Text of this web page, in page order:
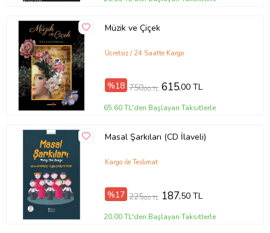
edindiği kendi tecrübelerini, bildiklerini ve birçok pratik bilgiyi okurla
Türkçe karşılığı bulunmadığı için orijinal isimleriyle kullanılmıştır. Bu
konuyla ilgili Türkiye’de bir ilk olan kitabımızın bütün ilgililere
yardımcı ve yararlı olmasını umut ediyoruz.
Müzik ve Çiçek
Ücretsiz / 24 Saatte Kargo
%18 750,00 TL 615,00 TL
65,60 TL'den Başlayan Taksitlerle
Masal Şarkıları (CD İlaveli)
Kargo ile Teslimat
%17 225,00 TL 187,50 TL
20,00 TL'den Başlayan Taksitlerle